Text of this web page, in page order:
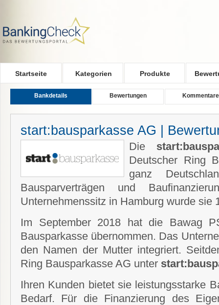
Startseite Kategorien Produkte
Bankdetails Bewertungen Kommentare
start:bausparkasse AG |
Die
Deutscher Ring
ganz
Bausparverträgen und
Unternehmenssitz in Hamburg wurde sie
Im September 2018 hat die Bawag
Bausparkasse übernommen. Das
den Namen der Mutter integriert.
Ring Bausparkasse AG unter
Ihren Kunden bietet sie leistungsstarke
Bedarf. Für die Finanzierung des